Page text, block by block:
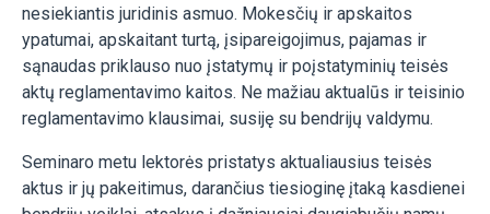
nesiekiantis juridinis asmuo. Mokesčių ir apskaitos
ypatumai, apskaitant turtą, įsipareigojimus, pajamas ir
sąnaudas priklauso nuo įstatymų ir poįstatyminių teisės
aktų reglamentavimo kaitos. Ne mažiau aktualūs ir teisinio
reglamentavimo klausimai, susiję su bendrijų valdymu.
Seminaro metu lektorės pristatys aktualiausius teisės
aktus ir jų pakeitimus, darančius tiesioginę įtaką kasdienei